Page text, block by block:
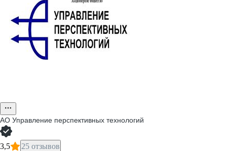
АО Управление перспективных технологий
3,5 25 отзывов